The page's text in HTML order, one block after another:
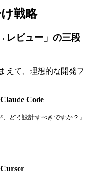
戦略
ビュー」の三段
えて、理想的な開発フ
Code
どう設計すべきですか？」